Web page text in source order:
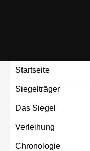
Startseite
Siegelträger
Das Siegel
Verleihung
Chronologie